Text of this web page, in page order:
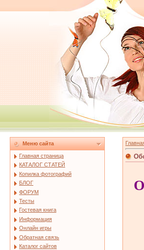
Меню сайта
Главная страница
КАТАЛОГ СТАТЕЙ
Копилка фотографий
БЛОГ
ФОРУМ
Тесты
Гостевая книга
Информация
Онлайн игры
Обратная связь
Каталог сайтов